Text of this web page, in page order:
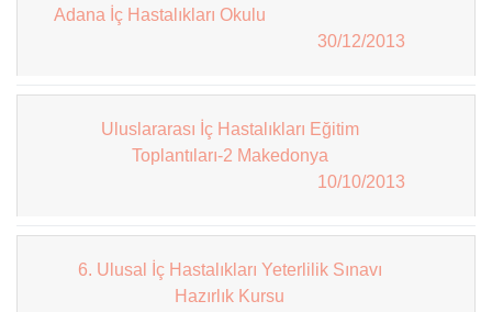
Adana İç Hastalıkları Okulu
30/12/2013
Uluslararası İç Hastalıkları Eğitim
Toplantıları-2 Makedonya
10/10/2013
6. Ulusal İç Hastalıkları Yeterlilik Sınavı
Hazırlık Kursu